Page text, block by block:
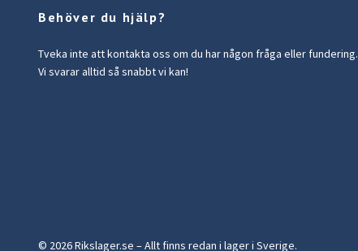
Behöver du hjälp?
Tveka inte att kontakta oss om du har någon fråga eller fundering.
Vi svarar alltid så snabbt vi kan!
© 2026 Rikslager.se – Allt finns redan i lager i Sverige.